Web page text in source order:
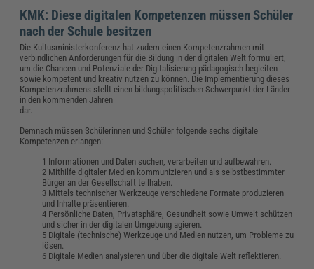
KMK: Diese digitalen Kompetenzen müssen Schüler
nach der Schule besitzen
Die Kultusministerkonferenz hat zudem einen Kompetenzrahmen mit
verbindlichen Anforderungen für die Bildung in der digitalen Welt formuliert,
um die Chancen und Potenziale der Digitalisierung pädagogisch begleiten
sowie kompetent und kreativ nutzen zu können. Die Implementierung dieses
Kompetenzrahmens stellt einen bildungspolitischen Schwerpunkt der Länder
in den kommenden Jahren
dar.
Demnach müssen Schülerinnen und Schüler folgende sechs digitale
Kompetenzen erlangen:
Informationen und Daten suchen, verarbeiten und aufbewahren.
Mithilfe digitaler Medien kommunizieren und als selbstbestimmter
Bürger an der Gesellschaft teilhaben.
Mittels technischer Werkzeuge verschiedene Formate produzieren
und Inhalte präsentieren.
Persönliche Daten, Privatsphäre, Gesundheit sowie Umwelt schützen
und sicher in der digitalen Umgebung agieren.
Digitale (technische) Werkzeuge und Medien nutzen, um Probleme zu
lösen.
Digitale Medien analysieren und über die digitale Welt reflektieren.